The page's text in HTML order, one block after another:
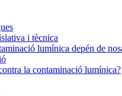
i tècnica
lumínica depén de
la contaminació lumínica?